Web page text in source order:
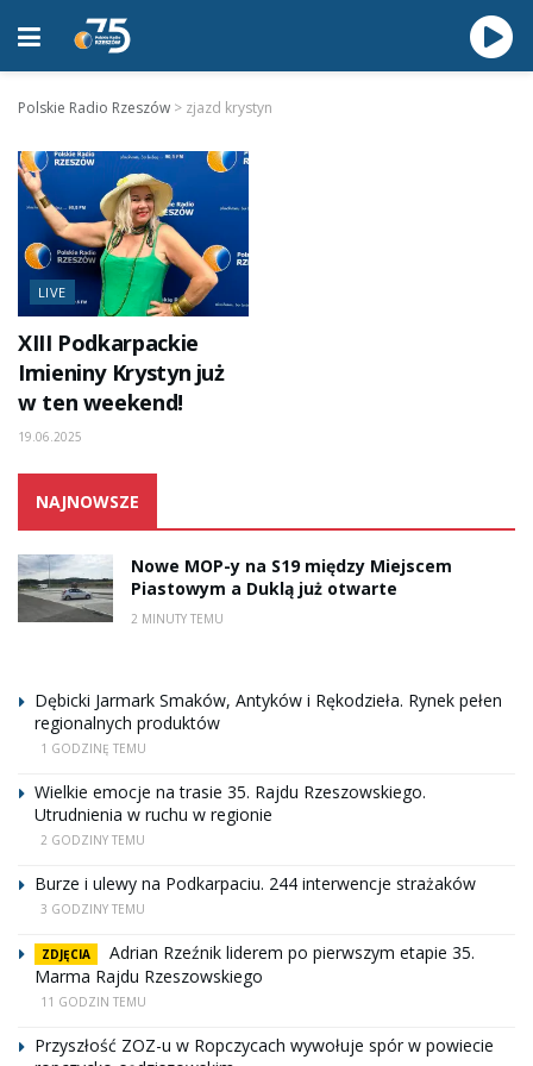
Polskie Radio Rzeszów > zjazd krystyn
LIVE
XIII Podkarpackie
Imieniny Krystyn już
w ten weekend!
19.06.2025
NAJNOWSZE
Nowe MOP-y na S19 między Miejscem
Piastowym a Duklą już otwarte
2 MINUTY TEMU
Dębicki Jarmark Smaków, Antyków i Rękodzieła. Rynek pełen
regionalnych produktów
1 GODZINĘ TEMU
Wielkie emocje na trasie 35. Rajdu Rzeszowskiego.
Utrudnienia w ruchu w regionie
2 GODZINY TEMU
Burze i ulewy na Podkarpaciu. 244 interwencje strażaków
3 GODZINY TEMU
ZDJĘCIA
Adrian Rzeźnik liderem po pierwszym etapie 35.
Marma Rajdu Rzeszowskiego
11 GODZIN TEMU
Przyszłość ZOZ-u w Ropczycach wywołuje spór w powiecie